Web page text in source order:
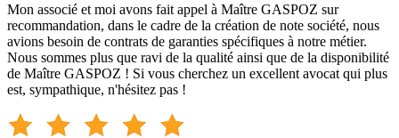
Mon associé et moi avons fait appel à Maître GASPOZ sur
recommandation, dans le cadre de la création de note société, nous
avions besoin de contrats de garanties spécifiques à notre métier.
Nous sommes plus que ravi de la qualité ainsi que de la disponibilité
de Maître GASPOZ ! Si vous cherchez un excellent avocat qui plus
est, sympathique, n'hésitez pas !